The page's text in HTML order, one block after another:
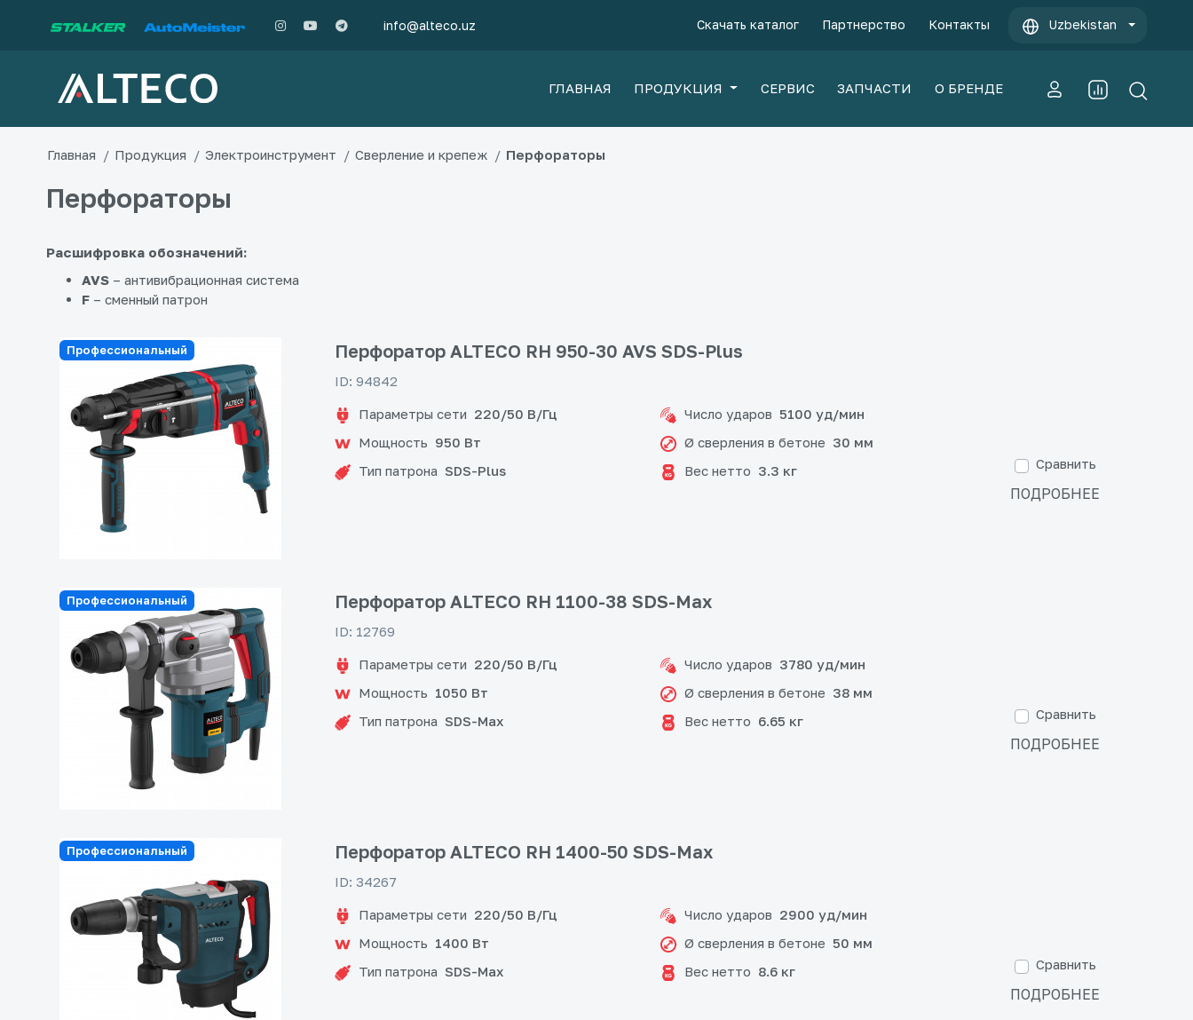
info@alteco.uz Скачать каталог Партнерство Контакты Uzbekistan
ГЛАВНАЯ ПРОДУКЦИЯ СЕРВИС ЗАПЧАСТИ О БРЕНДЕ
Главная Продукция Электроинструмент Сверление и крепеж Перфораторы
Перфораторы
Расшифровка обозначений:
AVS – антивибрационная система
F – сменный патрон
Профессиональный Перфоратор ALTECO RH 950-30 AVS SDS-Plus
ID: 94842
Параметры сети 220/50 В/Гц
Мощность 950 Вт
Тип патрона SDS-Plus
Число ударов 5100 уд/мин
Ø сверления в бетоне 30 мм
Вес нетто 3.3 кг Сравнить
ПОДРОБНЕЕ
Профессиональный Перфоратор ALTECO RH 1100-38 SDS-Max
ID: 12769
Параметры сети 220/50 В/Гц
Мощность 1050 Вт
Тип патрона SDS-Max
Число ударов 3780 уд/мин
Ø сверления в бетоне 38 мм
Вес нетто 6.65 кг Сравнить
ПОДРОБНЕЕ
Профессиональный Перфоратор ALTECO RH 1400-50 SDS-Max
ID: 34267
Параметры сети 220/50 В/Гц
Мощность 1400 Вт
Тип патрона SDS-Max
Число ударов 2900 уд/мин
Ø сверления в бетоне 50 мм
Вес нетто 8.6 кг Сравнить
ПОДРОБНЕЕ